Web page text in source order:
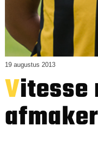
19 augustus 2013
Vitesse mist echte
afmaker